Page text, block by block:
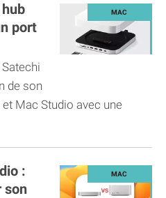
port
de son
Mac Studio avec une
:
son